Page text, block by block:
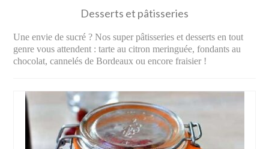
Restaurants – Sorties
Desserts et pâtisseries
Une envie de sucré ? Nos super pâtisseries et desserts en tout
genre vous attendent : tarte au citron meringuée, fondants au
chocolat, cannelés de Bordeaux ou encore fraisier !